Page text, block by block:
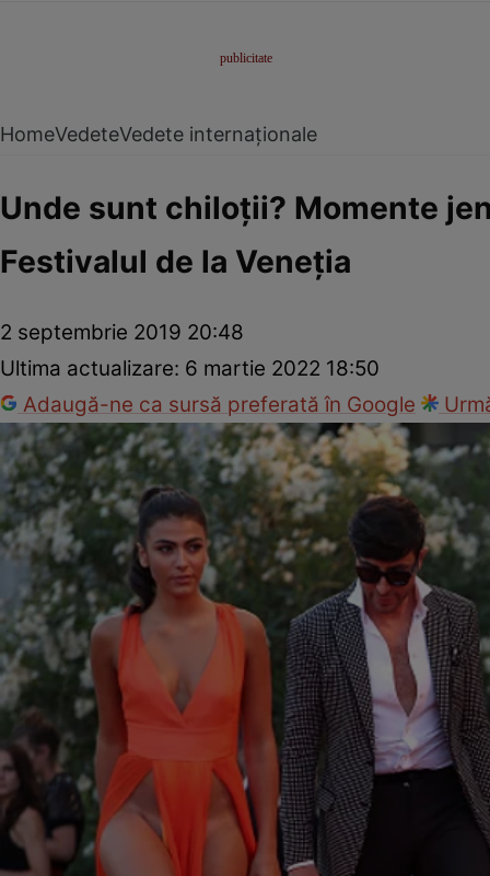
HomeVedeteVedete internaționale
Unde sunt chiloții? Momente
Festivalul de la Veneția
2 septembrie 2019 20:48
Ultima actualizare: 6 martie 2022 18:50
Adaugă-ne ca sursă preferată în Google